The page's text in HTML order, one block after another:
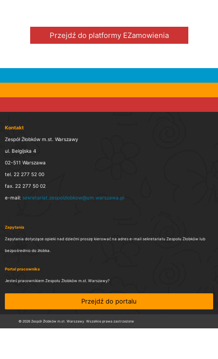
Przejdź do platformy EZamowienia
Kontakt
Zespół Żłobków m.st. Warszawy
ul. Belgijska 4
02-511 Warszawa
tel. 22 277 52 00
fax. 22 277 50 02
e-mail: sekretariat.zespolzlobkow@um.warszawa.pl
Zapytania
Zapytania dotyczące opieki nad dziećmi proszę kierować na adres e-mail sekretariatu Zespołu Żłobków lub
bezpośrednio do żłobka.
Portal pracownika
Jesteś pracownikiem Zespołu Żłobków m.st. Warszawy?
Przejdź do portalu
© 2026 Zespół Żłobków m.st. Warszawy. Wszelkie prawa zastrzeżone